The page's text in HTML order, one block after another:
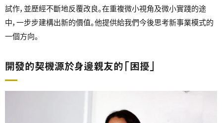
試作，並歷經不斷地反覆改良。在重複微小視角及微小實踐的途
中，一步步建構出新的價值。他提供給我們今後思考新事業模式的
一個方向。
開發的契機源於身邊親友的「困擾」